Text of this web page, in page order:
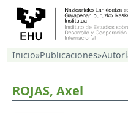
Inicio»Publicaciones»
ROJAS, Axel